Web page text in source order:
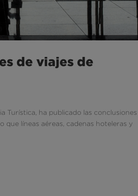
de viajes de
Turística, ha publicado las conclusiones
que líneas aéreas, cadenas hoteleras y